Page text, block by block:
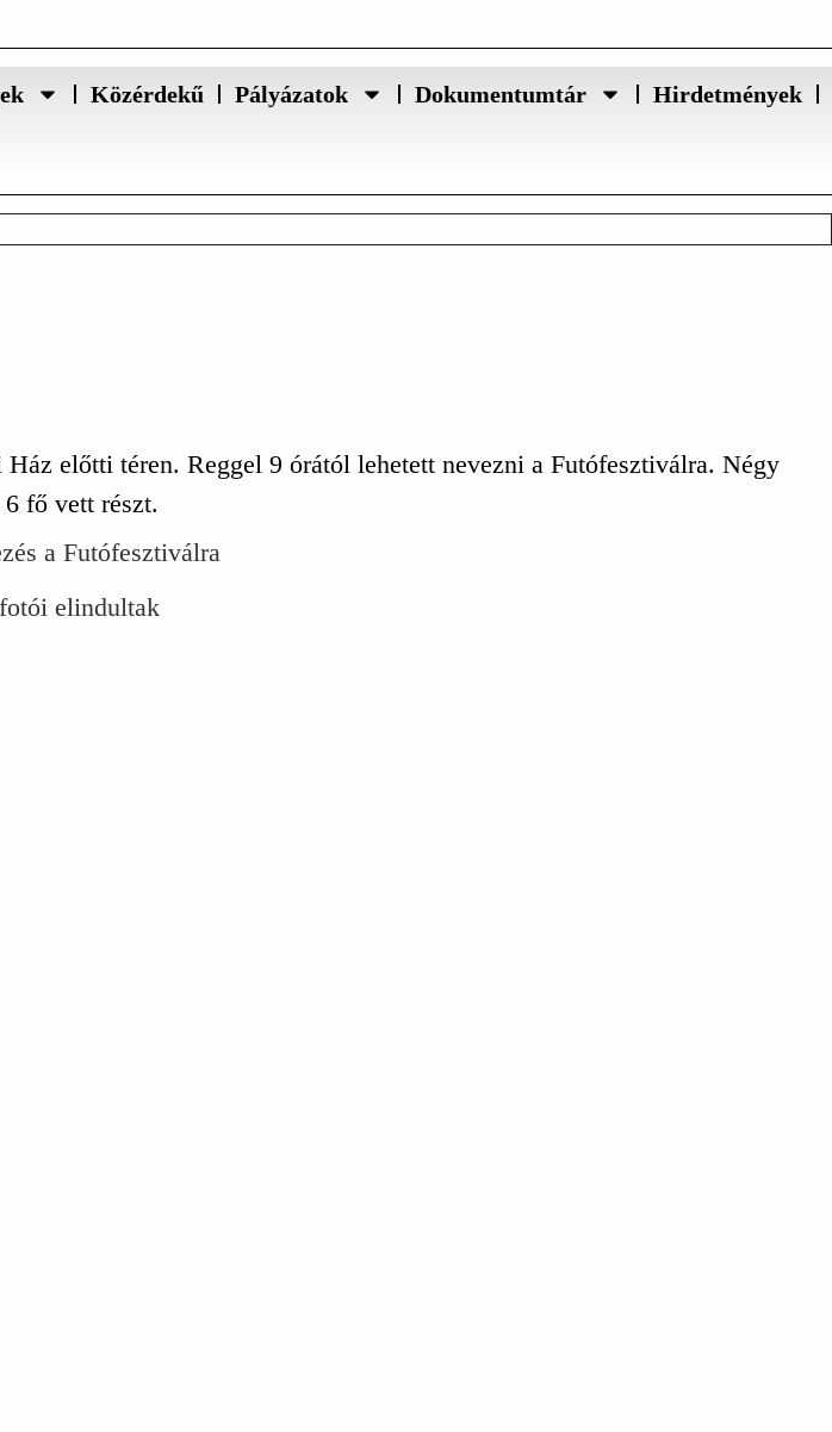
Közérdekű Pályázatok Dokumentumtár Hirdetmények
előtti téren. Reggel 9 órától lehetett nevezni a Futófesztiválra. Négy
fő vett részt.
a Futófesztiválra
elindultak